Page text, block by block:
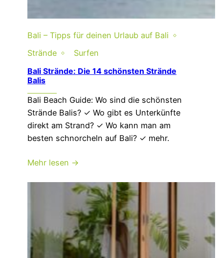
Bali – Tipps für deinen Urlaub auf Bali
Strände
Surfen
Bali Strände: Die 14 schönsten Strände
Balis
Bali Beach Guide: Wo sind die schönsten
Strände Balis? ✓ Wo gibt es Unterkünfte
direkt am Strand? ✓ Wo kann man am
besten schnorcheln auf Bali? ✓ mehr.
Mehr lesen →